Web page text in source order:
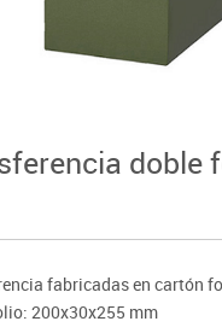
doble
fabricadas en cartón
200x30x255 mm